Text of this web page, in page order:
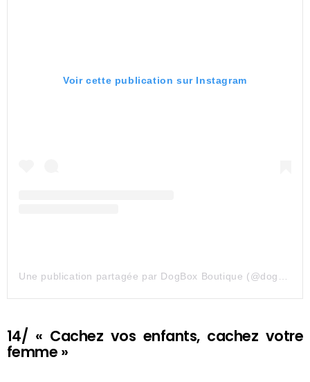
Voir cette publication sur Instagram
Une publication partagée par DogBox Boutique (@dogboxboutique)
14/ « Cachez vos enfants, cachez votre
femme »